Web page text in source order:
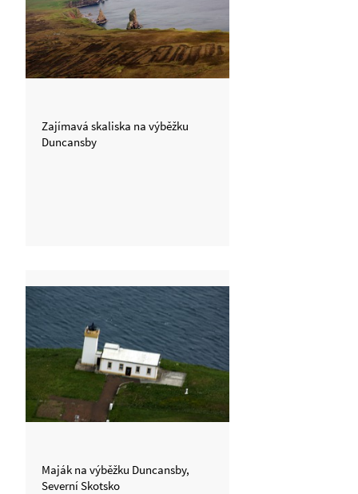
Zajímavá skaliska na výběžku
Duncansby
Maják na výběžku Duncansby,
Severní Skotsko